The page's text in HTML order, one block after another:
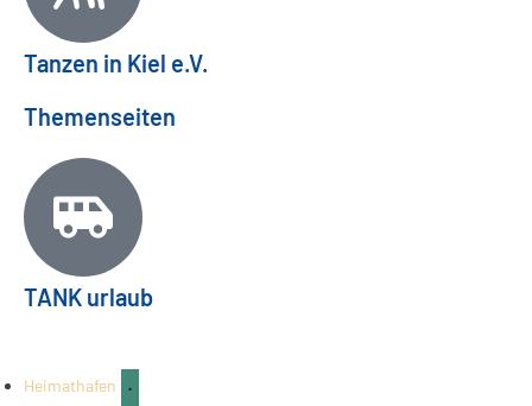
Tanzen in Kiel e.V.
Themenseiten
TANK urlaub
Mettenhofer Stadtteilfest 2026: Familienfest
am 26.09.
Aug.
Heimathafen